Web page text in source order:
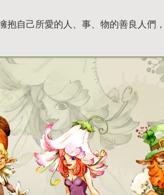
抱自己所愛的人、事、物的善良人們